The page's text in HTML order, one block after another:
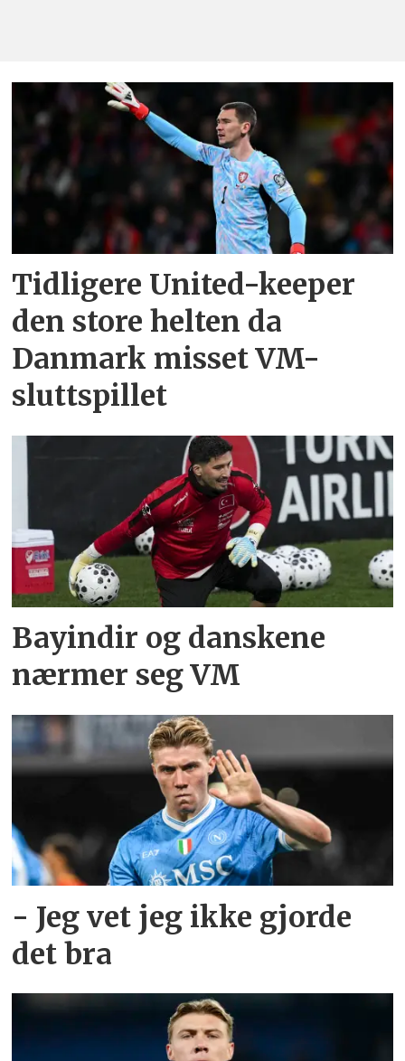
Tidligere United-keeper
den store helten da
Danmark misset VM-
sluttspillet
Bayindir og danskene
nærmer seg VM
- Jeg vet jeg ikke gjorde
det bra